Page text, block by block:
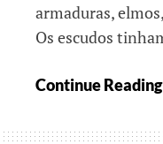
armaduras,
Os escudos
Continue Reading